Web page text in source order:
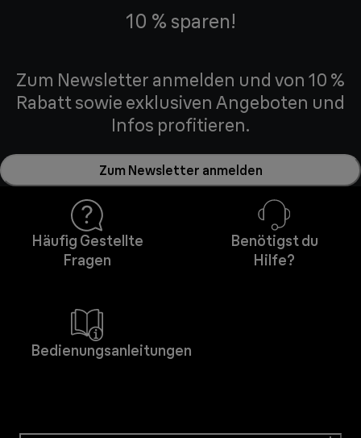
10 % sparen!
Zum Newsletter anmelden und von 10 %
Rabatt sowie exklusiven Angeboten und
Infos profitieren.
Zum Newsletter anmelden
Häufig Gestellte
Fragen
Benötigst du
Hilfe?
Bedienungsanleitungen